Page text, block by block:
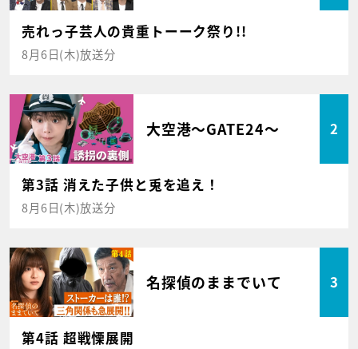
売れっ子芸人の貴重トーーク祭り!!
8月6日(木)放送分
大空港～GATE24～ 2
第3話 消えた子供と兎を追え！
8月6日(木)放送分
名探偵のままでいて 3
第4話 超戦慄展開